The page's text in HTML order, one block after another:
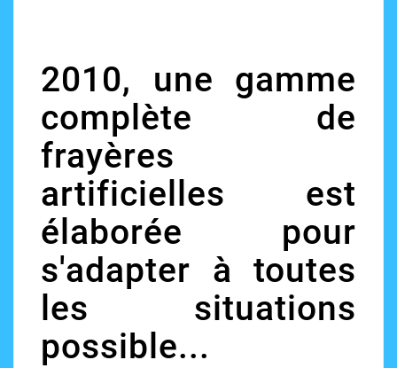
2010, une gamme
complète de
frayères
artificielles est
élaborée pour
s'adapter à toutes
les situations
possible...